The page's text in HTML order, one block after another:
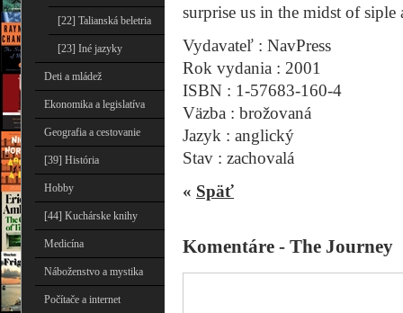
[22] Talianská beletria
[23] Iné jazyky
Deti a mládež
Ekonomika a legislatíva
Geografia a cestovanie
[39] História
Hobby
[44] Kuchárske knihy
Medicína
Náboženstvo a mystika
Počítače a internet
surprise us in the midst of siple
Vydavateľ : NavPress
Rok vydania : 2001
ISBN : 1-57683-160-4
Väzba : brožovaná
Jazyk : anglický
Stav : zachovalá
« Späť
Komentáre - The Journey